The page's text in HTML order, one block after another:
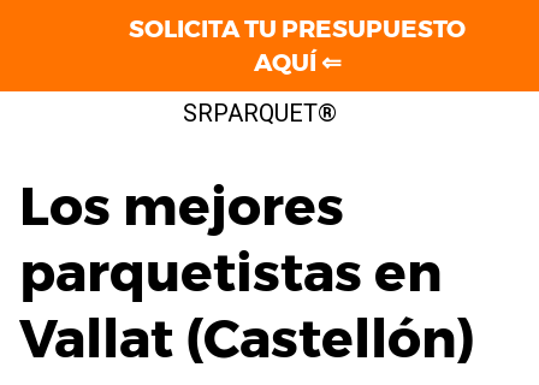
SRPARQUET®
Los mejores
parquetistas en
Vallat (Castellón)
SOLICITA TU PRESUPUESTO
AQUÍ ⇐